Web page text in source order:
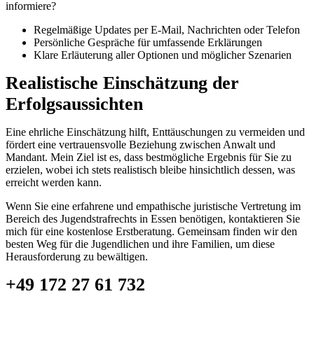
informiere?
Regelmäßige Updates per E-Mail, Nachrichten oder Telefon
Persönliche Gespräche für umfassende Erklärungen
Klare Erläuterung aller Optionen und möglicher Szenarien
Realistische Einschätzung der
Erfolgsaussichten
Eine ehrliche Einschätzung hilft, Enttäuschungen zu vermeiden und
fördert eine vertrauensvolle Beziehung zwischen Anwalt und
Mandant. Mein Ziel ist es, dass bestmögliche Ergebnis für Sie zu
erzielen, wobei ich stets realistisch bleibe hinsichtlich dessen, was
erreicht werden kann.
Wenn Sie eine erfahrene und empathische juristische Vertretung im
Bereich des Jugendstrafrechts in Essen benötigen, kontaktieren Sie
mich für eine kostenlose Erstberatung. Gemeinsam finden wir den
besten Weg für die Jugendlichen und ihre Familien, um diese
Herausforderung zu bewältigen.
+49 172 27 61 732